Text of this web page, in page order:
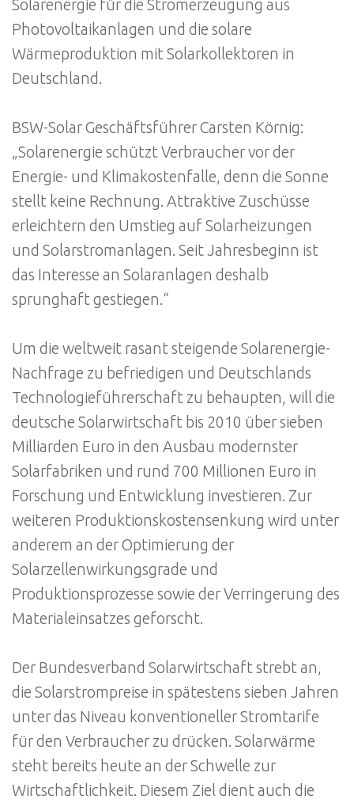
Solarenergie für die Stromerzeugung aus
Photovoltaikanlagen und die solare
Wärmeproduktion mit Solarkollektoren in
Deutschland.
BSW-Solar Geschäftsführer Carsten Körnig:
„Solarenergie schützt Verbraucher vor der
Energie- und Klimakostenfalle, denn die Sonne
stellt keine Rechnung. Attraktive Zuschüsse
erleichtern den Umstieg auf Solarheizungen
und Solarstromanlagen. Seit Jahresbeginn ist
das Interesse an Solaranlagen deshalb
sprunghaft gestiegen.“
Um die weltweit rasant steigende Solarenergie-
Nachfrage zu befriedigen und Deutschlands
Technologieführerschaft zu behaupten, will die
deutsche Solarwirtschaft bis 2010 über sieben
Milliarden Euro in den Ausbau modernster
Solarfabriken und rund 700 Millionen Euro in
Forschung und Entwicklung investieren. Zur
weiteren Produktionskostensenkung wird unter
anderem an der Optimierung der
Solarzellenwirkungsgrade und
Produktionsprozesse sowie der Verringerung des
Materialeinsatzes geforscht.
Der Bundesverband Solarwirtschaft strebt an,
die Solarstrompreise in spätestens sieben Jahren
unter das Niveau konventioneller Stromtarife
für den Verbraucher zu drücken. Solarwärme
steht bereits heute an der Schwelle zur
Wirtschaftlichkeit. Diesem Ziel dient auch die